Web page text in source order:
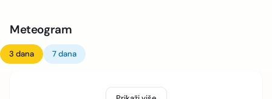
Meteogram
3 dana 7 dana